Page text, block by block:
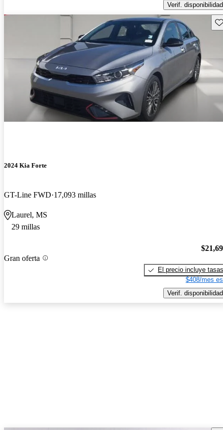
Verif. disponibilidad
2024 Kia Forte
GT-Line FWD 17,093 millas
Laurel, MS
29 millas
Gran oferta
El precio incluye tasas
$408/mes
Verif. disponibilidad